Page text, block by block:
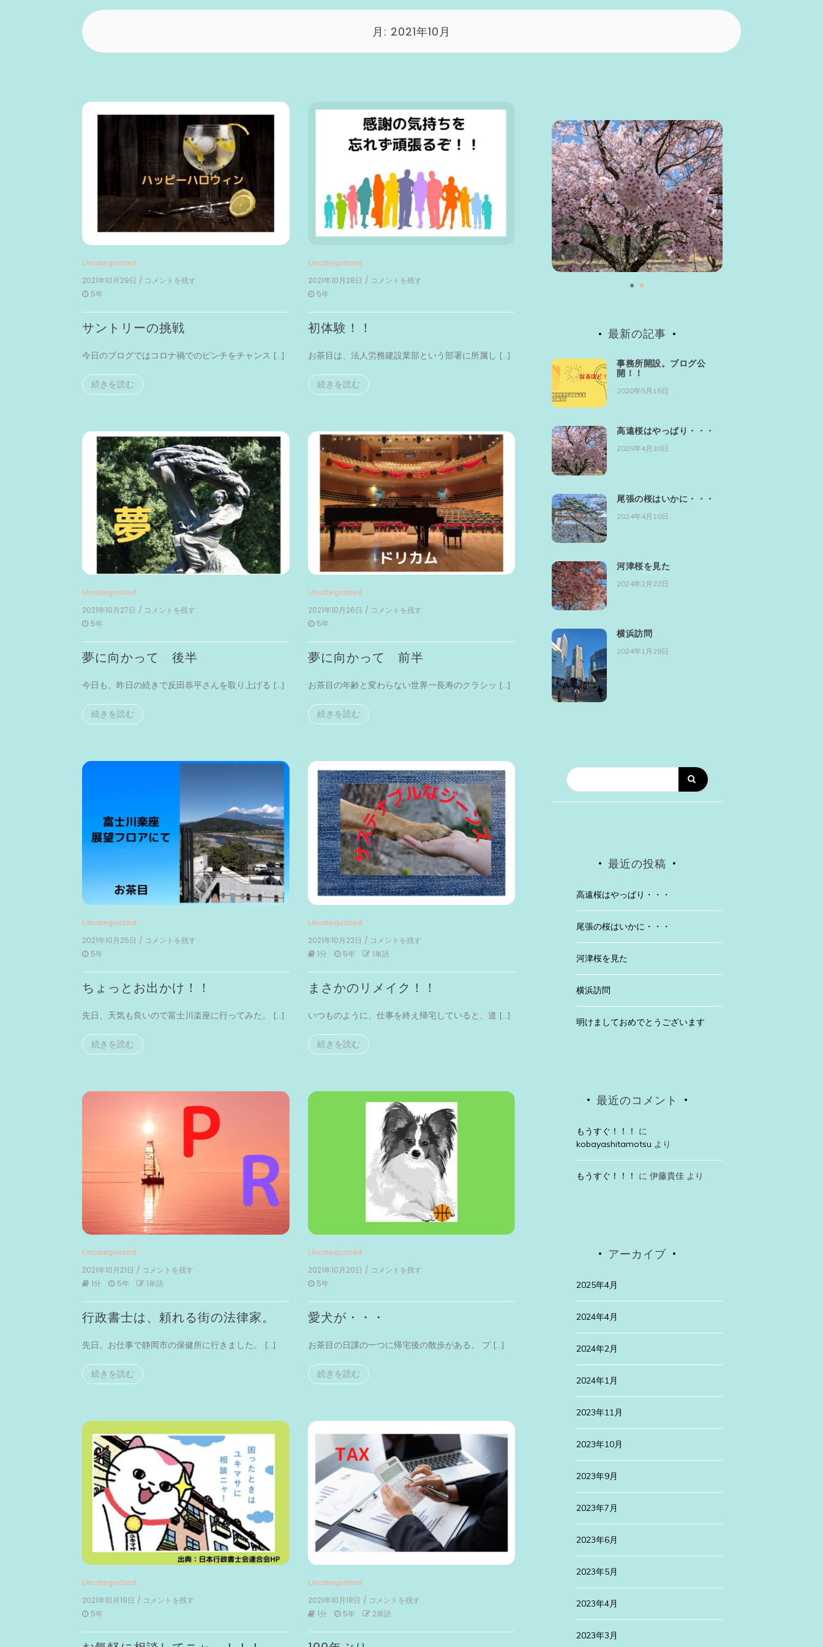
月: 2021年10月
Uncategorized
2021年10月29日 / コメントを残す
ト
挑
5年
サントリーの挑戦
今日のブログではコロナ禍でのピンチをチャンス […]
続きを読む
Uncategorized
2021年10月28日 / コメントを残す
験！！
5年
初体験！！
お茶目は、法人労務建設業部という部署に所属し […]
続きを読む
Uncategorized
2021年10月27日 / コメントを残す
向
か
後
5年
夢に向かって 後半
今日も、昨日の続きで反田恭平さんを取り上げる […]
続きを読む
Uncategorized
2021年10月26日 / コメントを残す
向
か
前
5年
夢に向かって 前半
お茶目の年齢と変わらない世界一長寿のクラシッ […]
続きを読む
Uncategorized
2021年10月25日 / コメントを残す
っ
と
お
か
5年
ちょっとお出かけ！！
先日、天気も良いので富士川楽座に行ってみた。 […]
続きを読む
Uncategorized
2021年10月22日 / コメントを残す
か
イ
1分 5年 1単語
まさかのリメイク！！
いつものように、仕事を終え帰宅していると、道 […]
続きを読む
Uncategorized
2021年10月21日 / コメントを残す
書
士
は、
れ
1分 5年 1単語
行政書士は、頼れる街の法律家。
先日、お仕事で静岡市の保健所に行きました。 […]
続きを読む
Uncategorized
2021年10月20日 / コメントを残す
が・・・
5年
愛犬が・・・
お茶目の日課の一つに帰宅後の散歩がある。 プ […]
続きを読む
Uncategorized
2021年10月19日 / コメントを残す
軽
に
5年
Uncategorized
2021年10月18日 / コメントを残す
ぶ
1分 5年 2単語
最新の記事
事務所開設。ブログ公
開！！
2020年5月15日
高遠桜はやっぱり・・・
2025年4月30日
尾張の桜はいかに・・・
2024年4月10日
河津桜を見た
2024年2月22日
横浜訪問
2024年1月29日
最近の投稿
高遠桜はやっぱり・・・
尾張の桜はいかに・・・
河津桜を見た
横浜訪問
明けましておめでとうございます
最近のコメント
もうすぐ！！！
に
kobayashitamotsu より
もうすぐ！！！ に伊藤貴佳 より
アーカイブ
2025年4月
2024年4月
2024年2月
2024年1月
2023年11月
2023年10月
2023年9月
2023年7月
2023年6月
2023年5月
2023年4月
2023年3月